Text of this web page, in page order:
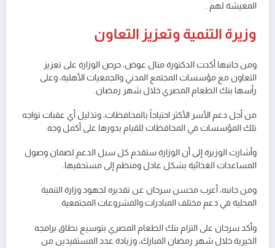
المعيشة لهم .
وزيرة التنمية وتعزيز التعاون
ومن جانبها أكدت الدكتورة منال عوض، حرص الوزارة على تعزيز
التعاون مع مؤسسات المجتمع المدني والجمعيات الأهلية، وعلى
رأسها بنك الطعام المصري خلال شهر رمضان.
من أجل دعم الأسر الأكثر احتياجاً بالمحافظات، وتذليل أي عقبات تواجه
تلك المؤسسات في المحافظات للقيام بدورها على أكمل وجه.
وأشارت الوزيرة إلى أن الوزارة ستقدم كل سبل الدعم لضمان وصول
المساعدات الغذائية بشكل عادل ومنظم إلى مستحقيها.
ومن جانبه، أعرب محسن سرحان عن تقديره لجهود وزارة التنمية
المحلية في دعم مختلف المبادرات والمشروعات المجتمعية.
وأكد سرحان على التزام بنك الطعام المصري بتوسيع نطاق برامجه
الخيرية خلال شهر رمضان المبارك، وزيادة عدد المستفيدين من